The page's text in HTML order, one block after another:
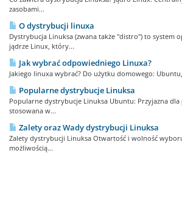
zasobami...
O dystrybucji linuxa
Dystrybucja Linuksa (zwana także "distro") to system
jądrze Linux, który...
Jak wybrać odpowiedniego Linuxa?
Jakiego linuxa wybrać? Do użytku domowego:
Popularne dystrybucje Linuksa
Popularne dystrybucje Linuksa Ubuntu: Przyjazna dla
stosowana w...
Zalety oraz Wady dystrybucji Linuksa
Zalety dystrybucji Linuksa Otwartość i wolność
możliwością...